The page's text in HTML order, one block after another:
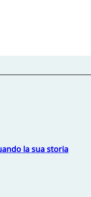
la sua storia